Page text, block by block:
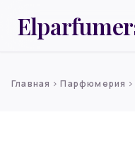
Главная chevron_rightПарфюмерия